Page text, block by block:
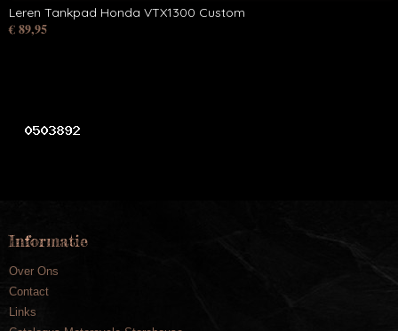
Leren Tankpad Honda VTX1300 Custom
€ 89,95
Informatie
Over Ons
Contact
Links